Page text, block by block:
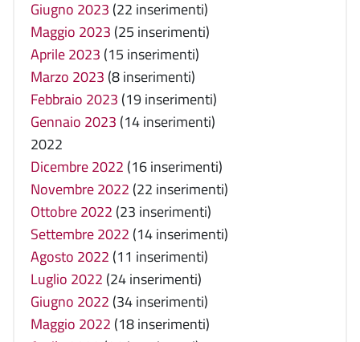
Giugno 2023 (22 inserimenti)
Maggio 2023 (25 inserimenti)
Aprile 2023 (15 inserimenti)
Marzo 2023 (8 inserimenti)
Febbraio 2023 (19 inserimenti)
Gennaio 2023 (14 inserimenti)
2022
Dicembre 2022 (16 inserimenti)
Novembre 2022 (22 inserimenti)
Ottobre 2022 (23 inserimenti)
Settembre 2022 (14 inserimenti)
Agosto 2022 (11 inserimenti)
Luglio 2022 (24 inserimenti)
Giugno 2022 (34 inserimenti)
Maggio 2022 (18 inserimenti)